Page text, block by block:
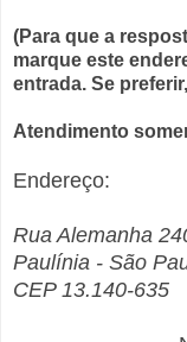
(Para que a
marque este
entrada. Se
Atendimento
Endereço:
Rua Alemanha
Paulínia - São
CEP 13.140-635